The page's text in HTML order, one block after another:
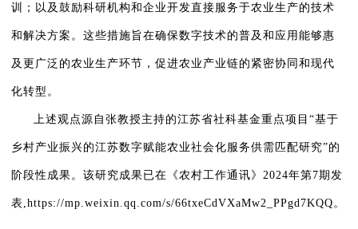
训；以及鼓励科研机构和企业开发直接服务于农业生产的技术
和解决方案。这些措施旨在确保数字技术的普及和应用能够惠
及更广泛的农业生产环节，促进农业产业链的紧密协同和现代
化转型。
上述观点源自张教授主持的江苏省社科基金重点项目“基于
乡村产业振兴的江苏数字赋能农业社会化服务供需匹配研究”的
阶段性成果。该研究成果已在《农村工作通讯》2024年第7期发
表,https://mp.weixin.qq.com/s/66txeCdVXaMw2_PPgd7KQQ。